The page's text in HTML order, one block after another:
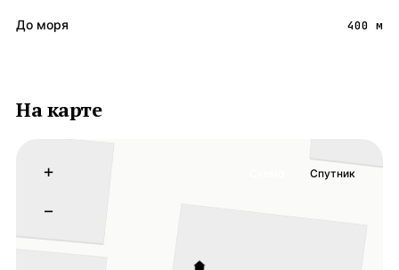
До моря 400 м
На карте
+
−
Спутник